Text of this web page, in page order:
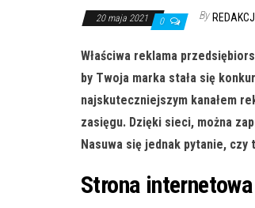
20 maja 2021 0 By
Właściwa reklama
by Twoja marka stała się
najskuteczniejszym kanałem
zasięgu. Dzięki sieci, można
Nasuwa się jednak pytanie,
Strona